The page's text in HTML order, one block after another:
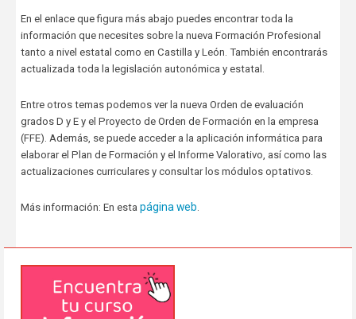
En el enlace que figura más abajo puedes encontrar toda la
información que necesites sobre la nueva Formación Profesional
tanto a nivel estatal como en Castilla y León. También encontrarás
actualizada toda la legislación autonómica y estatal.
Entre otros temas podemos ver la nueva Orden de evaluación
grados D y E y el Proyecto de Orden de Formación en la empresa
(FFE). Además, se puede acceder a la aplicación informática para
elaborar el Plan de Formación y el Informe Valorativo, así como las
actualizaciones curriculares y consultar los módulos optativos.
Más información: En esta página web